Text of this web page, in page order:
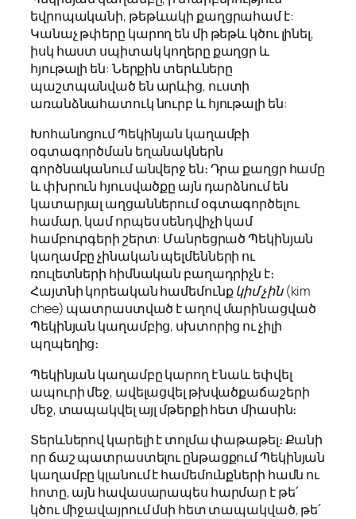
եվրոպականի, թեթևակի քաղցրահամ է:
Կանաչ թփերը կարող են մի թեթև կծու լինել,
իսկ հաստ սպիտակ կողերը քաղցր և
հյութալի են: Ներքին տերևները
պաշտպանված են արևից, ուստի
առանձնահատուկ նուրբ և հյութալի են:
Խոհանոցում Պեկինյան կաղամբի
օգտագործման եղանակներն
գործնականում անվերջ են։ Դրա քաղցր համը
և փխրուն հյուսվածքը այն դարձնում են
կատարյալ աղցաններում օգտագործելու
համար, կամ որպես սենդվիչի կամ
համբուրգերի շերտ: Մանրեցրած Պեկինյան
կաղամբը չինական պելմենների ու
ռուլետների հիմնական բաղադրիչն է։
Հայտնի կորեական համեմունքկիմ չին(kim
chee) պատրաստված է աղով մարինացված
Պեկինյան կաղամբից, սխտորից ու չիլի
պղպեղից։
Պեկինյան կաղամբը կարող է նաև եփվել
ապուրի մեջ, ավելացվել թխվածքաճաշերի
մեջ, տապակվել այլ մթերքի հետ միասին։
Տերևներով կարելի է տոլմա փաթաթել։ Քանի
որ ճաշ պատրաստելու ընթացքում Պեկինյան
կաղամբը կլանում է համեմունքների համն ու
հոտը, այն հավասարապես հարմար է թե՛
կծու միջավայրում մսի հետ տապակված, թե՛